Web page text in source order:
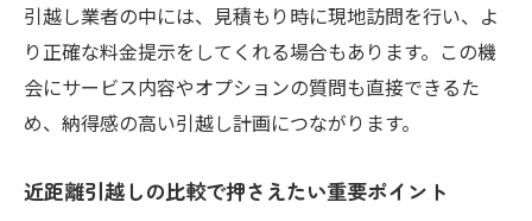
引越し業者の中には、見積もり時に現地訪問を行い、よ
り正確な料金提示をしてくれる場合もあります。この機
会にサービス内容やオプションの質問も直接できるた
め、納得感の高い引越し計画につながります。
近距離引越しの比較で押さえたい重要ポイント